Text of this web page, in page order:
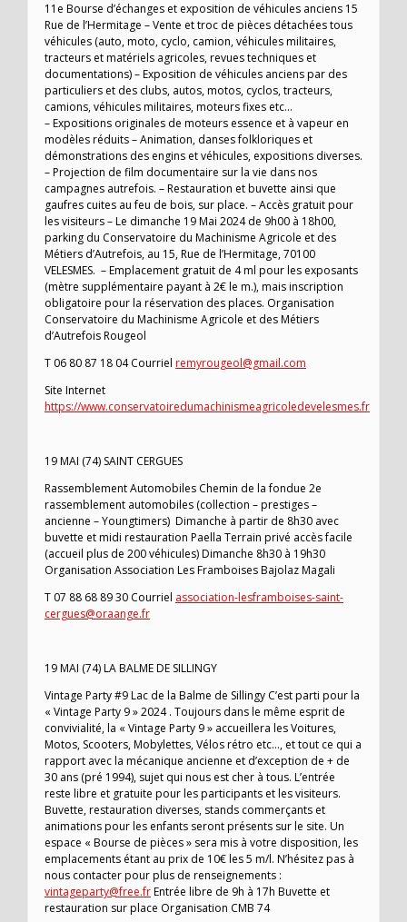
11e Bourse d’échanges et exposition de véhicules anciens 15
Rue de l’Hermitage – Vente et troc de pièces détachées tous
véhicules (auto, moto, cyclo, camion, véhicules militaires,
tracteurs et matériels agricoles, revues techniques et
documentations) – Exposition de véhicules anciens par des
particuliers et des clubs, autos, motos, cyclos, tracteurs,
camions, véhicules militaires, moteurs fixes etc…
– Expositions originales de moteurs essence et à vapeur en
modèles réduits – Animation, danses folkloriques et
démonstrations des engins et véhicules, expositions diverses.
– Projection de film documentaire sur la vie dans nos
campagnes autrefois. – Restauration et buvette ainsi que
gaufres cuites au feu de bois, sur place. – Accès gratuit pour
les visiteurs – Le dimanche 19 Mai 2024 de 9h00 à 18h00,
parking du Conservatoire du Machinisme Agricole et des
Métiers d’Autrefois, au 15, Rue de l’Hermitage, 70100
VELESMES. – Emplacement gratuit de 4 ml pour les exposants
(mètre supplémentaire payant à 2€ le m.), mais inscription
obligatoire pour la réservation des places. Organisation
Conservatoire du Machinisme Agricole et des Métiers
d’Autrefois Rougeol
T 06 80 87 18 04 Courriel remyrougeol@gmail.com
Site Internet
https://www.conservatoiredumachinismeagricoledevelesmes.fr
19 MAI (74) SAINT CERGUES
Rassemblement Automobiles Chemin de la fondue 2e
rassemblement automobiles (collection – prestiges –
ancienne – Youngtimers) Dimanche à partir de 8h30 avec
buvette et midi restauration Paella Terrain privé accès facile
(accueil plus de 200 véhicules) Dimanche 8h30 à 19h30
Organisation Association Les Framboises Bajolaz Magali
T 07 88 68 89 30 Courriel association-lesframboises-saint-
cergues@oraange.fr
19 MAI (74) LA BALME DE SILLINGY
Vintage Party #9 Lac de la Balme de Sillingy C’est parti pour la
« Vintage Party 9 » 2024 . Toujours dans le même esprit de
convivialité, la « Vintage Party 9 » accueillera les Voitures,
Motos, Scooters, Mobylettes, Vélos rétro etc…, et tout ce qui a
rapport avec la mécanique ancienne et d’exception de + de
30 ans (pré 1994), sujet qui nous est cher à tous. L’entrée
reste libre et gratuite pour les participants et les visiteurs.
Buvette, restauration diverses, stands commerçants et
animations pour les enfants seront présents sur le site. Un
espace « Bourse de pièces » sera mis à votre disposition, les
emplacements étant au prix de 10€ les 5 m/l. N’hésitez pas à
nous contacter pour plus de renseignements :
vintageparty@free.frEntrée libre de 9h à 17h Buvette et
restauration sur place Organisation CMB 74